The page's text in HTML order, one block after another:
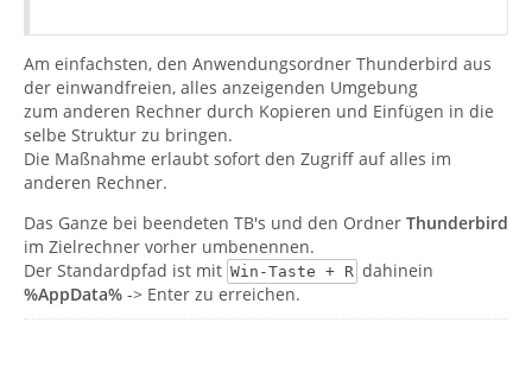
Am einfachsten, den Anwendungsordner Thunderbird aus
der einwandfreien, alles anzeigenden Umgebung
zum anderen Rechner durch Kopieren und Einfügen in die
selbe Struktur zu bringen.
Die Maßnahme erlaubt sofort den Zugriff auf alles im
anderen Rechner.
Das Ganze bei beendeten TB's und den Ordner Thunderbird
im Zielrechner vorher umbenennen.
Der Standardpfad ist mit Win-Taste + R dahinein
%AppData% -> Enter zu erreichen.